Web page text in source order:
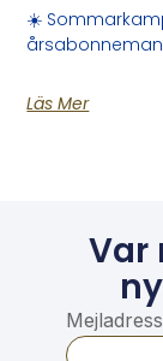
☀️
Läs Mer
Var